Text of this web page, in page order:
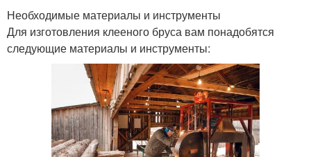
Необходимые материалы и инструменты
Для изготовления клееного бруса вам понадобятся
следующие материалы и инструменты: